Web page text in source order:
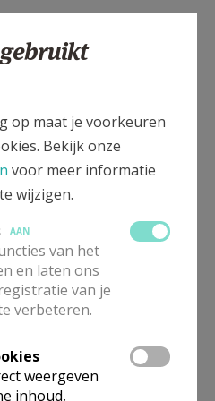
Eindeken 5 (tijdens
11 22, tussen 9.30 en
je hier terugvinden.
in Kluizendorpstraat 80
of viawebsite
Barbarastraat 3, 9940
op maat je voorkeuren
Bekijk onze
voor meer informatie
wijzigen.
AAN
van het
en laten ons
van je
verbeteren.
weergeven
inhoud,